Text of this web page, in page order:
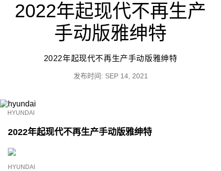
2022年起现代不再生产
手动版雅绅特
2022年起现代不再生产手动版雅绅特
发布时间: SEP 14, 2021
HYUNDAI
2022年起现代不再生产手动版雅绅特
HYUNDAI